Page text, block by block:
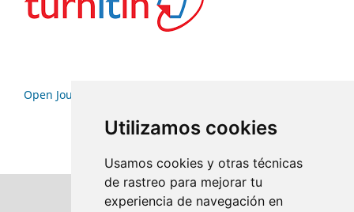
Utilizamos cookies
Usamos cookies y otras técnicas
de rastreo para mejorar tu
experiencia de navegación en
Open Journal Systems